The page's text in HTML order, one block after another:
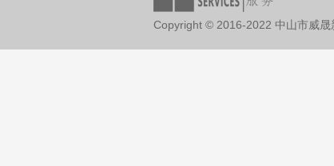
Copyright © 2016-2022 中山市威晟